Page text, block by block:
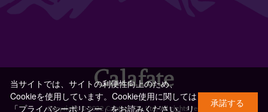
Copyright © 2022 Calafate Co.,Ltd. All rights reserved.
当サイトでは、サイトの利便性向上のため、
Cookieを使用しています。Cookie使用に関しては
「プライバシーポリシー」をお読みください。リ
承諾する